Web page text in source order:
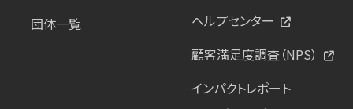
団体一覧
ヘルプセンター
顧客満足度調査（NPS）
インパクトレポート